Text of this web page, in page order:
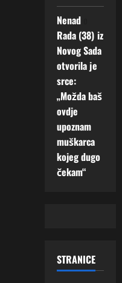
Nenad
Rada (38) iz
Novog Sada
otvorila je
srce:
„Možda baš
ovdje
upoznam
muškarca
kojeg dugo
čekam“
STRANICE